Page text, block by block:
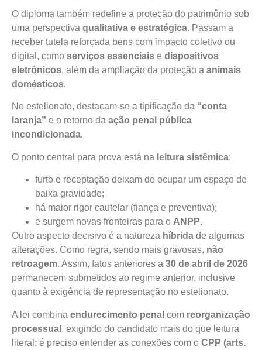
O diploma também redefine a proteção do patrimônio sob
uma perspectiva qualitativa e estratégica. Passam a
receber tutela reforçada bens com impacto coletivo ou
digital, como serviços essenciais e dispositivos
eletrônicos, além da ampliação da proteção a animais
domésticos.
No estelionato, destacam-se a tipificação da “conta
laranja” e o retorno da ação penal pública
incondicionada.
O ponto central para prova está na leitura sistêmica:
furto e receptação deixam de ocupar um espaço de
baixa gravidade;
há maior rigor cautelar (fiança e preventiva);
e surgem novas fronteiras para o ANPP.
Outro aspecto decisivo é a natureza híbrida de algumas
alterações. Como regra, sendo mais gravosas, não
retroagem. Assim, fatos anteriores a 30 de abril de 2026
permanecem submetidos ao regime anterior, inclusive
quanto à exigência de representação no estelionato.
A lei combina endurecimento penal com reorganização
processual , exigindo do candidato mais do que leitura
literal: é preciso entender as conexões com o CPP (arts.